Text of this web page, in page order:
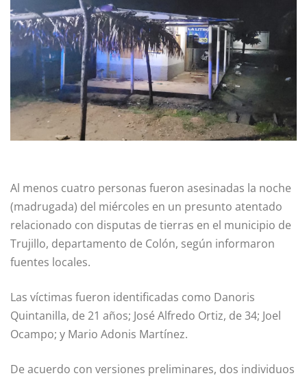
Al menos cuatro personas fueron asesinadas la noche
(madrugada) del miércoles en un presunto atentado
relacionado con disputas de tierras en el municipio de
Trujillo, departamento de Colón, según informaron
fuentes locales.
Las víctimas fueron identificadas como Danoris
Quintanilla, de 21 años; José Alfredo Ortiz, de 34; Joel
Ocampo; y Mario Adonis Martínez.
De acuerdo con versiones preliminares, dos individuos